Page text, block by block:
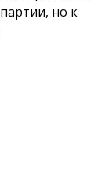
но к